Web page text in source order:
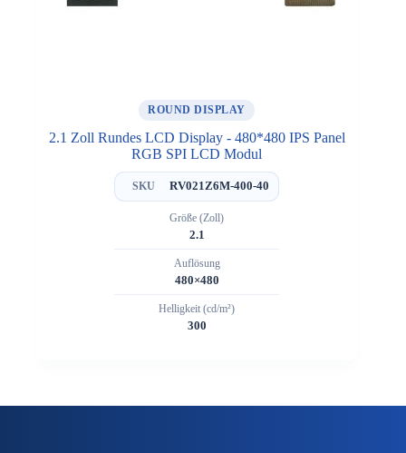
ROUND DISPLAY
2.1 Zoll Rundes LCD Display - 480*480 IPS Panel
RGB SPI LCD Modul
SKU RV021Z6M-400-40
Größe (Zoll)
2.1
Auflösung
480×480
Helligkeit (cd/m²)
300